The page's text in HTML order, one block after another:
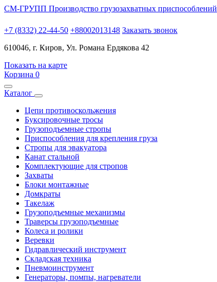
СМ-ГРУПП Производство грузозахватных приспособлений
+7 (8332) 22-44-50 +88002013148 Заказать звонок
610046, г. Киров, Ул. Романа Ердякова 42
Показать на карте
Корзина 0
Каталог
Цепи противоскольжения
Буксировочные тросы
Грузоподъемные стропы
Приспособления для крепления груза
Стропы для эвакуатора
Канат стальной
Комплектующие для стропов
Захваты
Блоки монтажные
Домкраты
Такелаж
Грузоподъемные механизмы
Траверсы грузоподъемные
Колеса и ролики
Веревки
Гидравлический инструмент
Складская техника
Пневмоинструмент
Генераторы, помпы, нагреватели